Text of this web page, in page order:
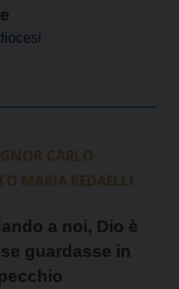
CARLO
MARIA REDAELLI
a noi, Dio è
guardasse in